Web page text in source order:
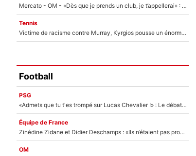
Mercato - OM - «Dès que je prends un club, je t’appellerai» : La promesse de Marcelino au moment de claquer la porte
Tennis
Victime de racisme contre Murray, Kyrgios pousse un énorme coup de gueule !
Football
PSG
«Admets que tu t'es trompé sur Lucas Chevalier !» : Le débat sur le gardien du PSG vire au clash à l'After Foot
Équipe de France
Zinédine Zidane et Didier Deschamps : «Ils n’étaient pas proches», les confidences d’un membre de l’équipe de France 1998 sur leur relation spéciale
OM